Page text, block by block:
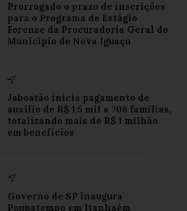
Prorrogado o prazo de inscrições
para o Programa de Estágio
Forense da Procuradoria Geral do
Município de Nova Iguaçu
Jaboatão inicia pagamento de
auxílio de R$ 1,5 mil a 706 famílias,
totalizando mais de R$ 1 milhão
em benefícios
Governo de SP inaugura
Poupatempo em Itanhaém